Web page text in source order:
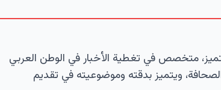
متخصص في تغطية الأخبار في الوطن العربي
ويتميز بدقته وموضوعيته في تقديم